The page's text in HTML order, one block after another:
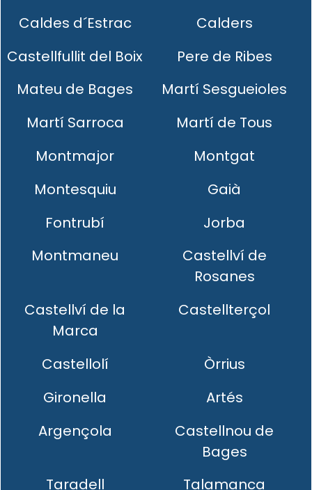
Caldes d´Estrac
Calders
Castellfullit del Boix
Pere de Ribes
Mateu de Bages
Martí Sesgueioles
Martí Sarroca
Martí de Tous
Montmajor
Montgat
Montesquiu
Gaià
Fontrubí
Jorba
Montmaneu
Castellví de
Rosanes
Castellví de la
Marca
Castellterçol
Castellolí
Òrrius
Gironella
Artés
Argençola
Castellnou de
Bages
Taradell
Talamanca